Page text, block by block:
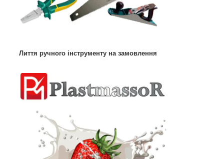
Лиття ручного інструменту на замовлення